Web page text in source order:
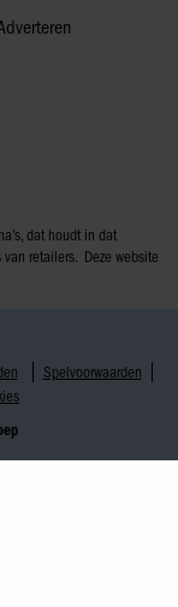
dat houdt in dat
retailers. Deze website
Spelvoorwaarden